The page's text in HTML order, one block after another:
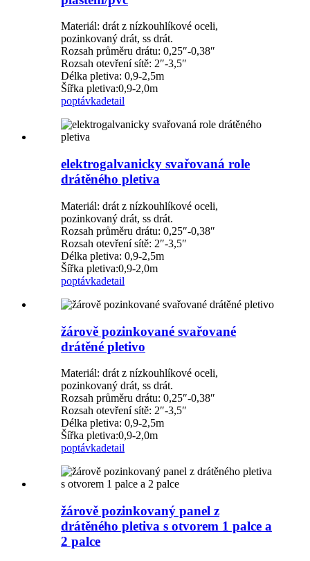
Materiál: drát z nízkouhlíkové oceli,
pozinkovaný drát, ss drát.
Rozsah průměru drátu: 0,25″-0,38″
Rozsah otevření sítě: 2″-3,5″
Délka pletiva: 0,9-2,5m
Šířka pletiva:0,9-2,0m
poptávkadetail
elektrogalvanicky svařovaná role
drátěného pletiva
Materiál: drát z nízkouhlíkové oceli,
pozinkovaný drát, ss drát.
Rozsah průměru drátu: 0,25″-0,38″
Rozsah otevření sítě: 2″-3,5″
Délka pletiva: 0,9-2,5m
Šířka pletiva:0,9-2,0m
poptávkadetail
žárově pozinkované svařované
drátěné pletivo
Materiál: drát z nízkouhlíkové oceli,
pozinkovaný drát, ss drát.
Rozsah průměru drátu: 0,25″-0,38″
Rozsah otevření sítě: 2″-3,5″
Délka pletiva: 0,9-2,5m
Šířka pletiva:0,9-2,0m
poptávkadetail
žárově pozinkovaný panel z
drátěného pletiva s otvorem 1 palce a
2 palce